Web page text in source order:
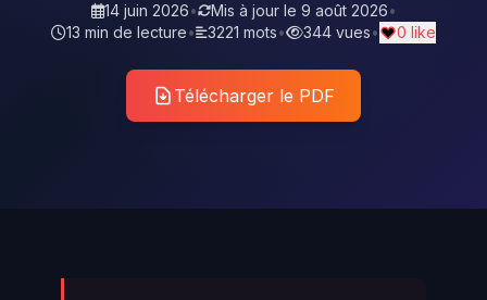
14 juin 2026• Mis à jour le 9 août 2026•
13 min de lecture• 3221 mots• 344 vues• 0 like
Télécharger le PDF